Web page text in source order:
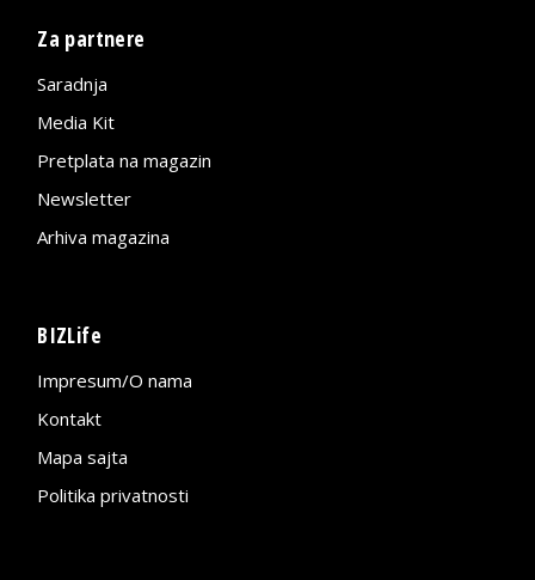
Za partnere
Saradnja
Media Kit
Pretplata na magazin
Newsletter
Arhiva magazina
BIZLife
Impresum/O nama
Kontakt
Mapa sajta
Politika privatnosti